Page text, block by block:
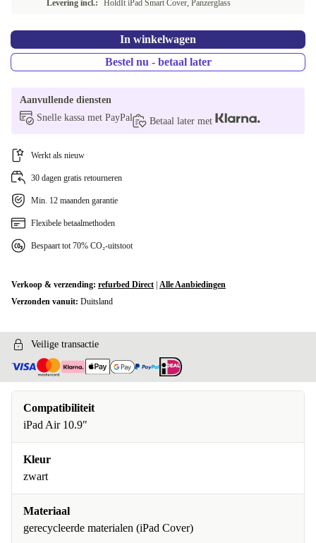
Levering incl.:
HoldIt iPad Smart Cover, Panzerglass
In winkelwagen
Bestel nu - betaal later
Aanvullende diensten
Snelle kassa met PayPal
Betaal later met
Werkt als nieuw
30 dagen gratis retourneren
Min. 12 maanden garantie
Flexibele betaalmethoden
Bespaart tot 70% CO₂-uitstoot
Verkoop & verzending: refurbed Direct Alle Aanbiedingen
Verzonden vanuit: Duitsland
Veilige transactie
Compatibiliteit
iPad Air 10.9"
Kleur
zwart
Materiaal
gerecycleerde materialen (iPad Cover)